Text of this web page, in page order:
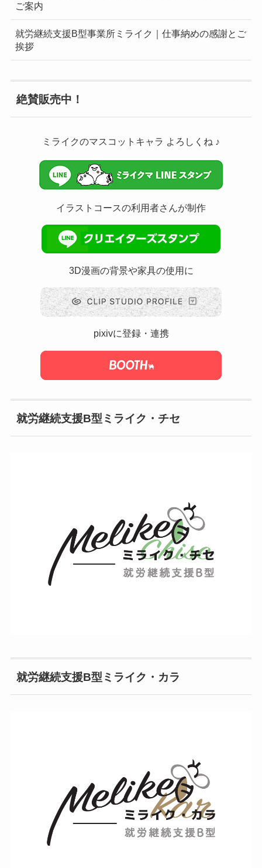
ご案内
就労継続支援B型事業所ミライク｜仕事納めの感謝とご
挨拶
絶賛販売中！
ミライクのマスコットキャラ よろしくね ♪
イラストコースの利用者さんが制作
3D漫画の背景や家具の使用に
pixivに登録・連携
就労継続支援B型ミライク・チセ
就労継続支援B型ミライク・カラ